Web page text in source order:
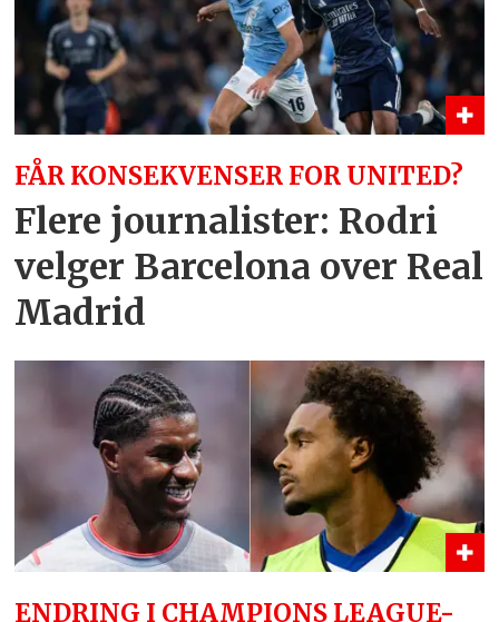
FÅR KONSEKVENSER FOR UNITED?
Flere journalister: Rodri
velger Barcelona over Real
Madrid
ENDRING I CHAMPIONS LEAGUE-